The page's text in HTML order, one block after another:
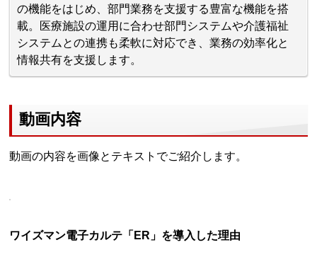
の機能をはじめ、部門業務を支援する豊富な機能を搭
載。医療施設の運用に合わせ部門システムや介護福祉
システムとの連携も柔軟に対応でき、業務の効率化と
情報共有を支援します。
動画内容
動画の内容を画像とテキストでご紹介します。
ワイズマン電子カルテ「ER」を導入した理由